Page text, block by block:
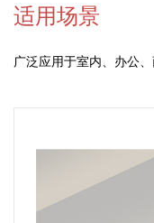
适用场景
广泛应用于室内、办公